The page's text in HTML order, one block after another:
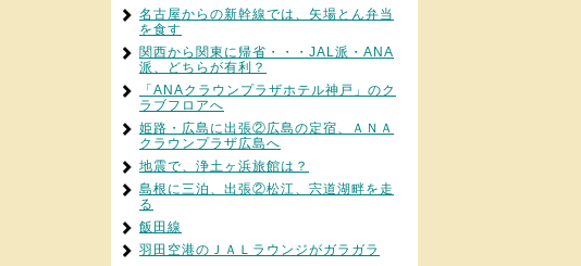
名古屋からの新幹線では、矢場とん弁当
を食す
関西から関東に帰省・・・JAL派・ANA
派、どちらが有利？
「ANAクラウンプラザホテル神戸」のク
ラブフロアへ
姫路・広島に出張②広島の定宿、ＡＮＡ
クラウンプラザ広島へ
地震で、浄土ヶ浜旅館は？
島根に三泊、出張②松江、宍道湖畔を走
る
飯田線
羽田空港のＪＡＬラウンジがガラガラ